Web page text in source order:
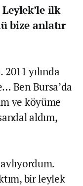
ilk
bize anlatır
yılında
Ben Bursa’da
ve köyüme
aldım,
bir leylek